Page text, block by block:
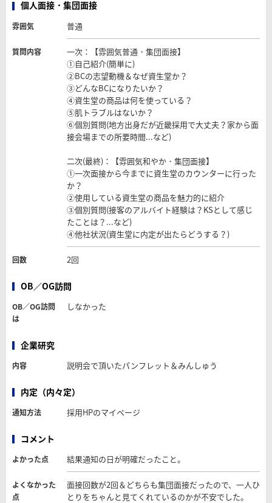
個人面接・集団面接
雰囲気 普通
質問内容
一次：【雰囲気普通・集団面接】
①自己紹介(簡単に)
②BCの志望動機＆なぜ資生堂か？
③どんなBCになりたいか？
④資生堂の商品は何を使っている？
⑤肌トラブルはないか？
⑥個別質問(地方出身だが近畿採用で大丈夫？家から面
接会場までの所要時間...など)
二次(最終)：【雰囲気和やか・集団面接】
①一次面接から今までに資生堂のカウンターに行った
か？
②使用している資生堂の商品を魅力的に紹介
③個別質問(接客のアルバイト経験は？KSとして感じ
たことは？...など)
④他社状況(資生堂に内定が出たらどうする？)
回数 2回
OB／OG訪問
OB／OG訪問
は
しなかった
企業研究
内容 説明会で頂いたパンフレット＆みんしゅう
内定（内々定）
通知方法 採用HPのマイページ
コメント
よかった点 結果通知の日が明確だったこと。
よくなかった
点
面接回数が2回＆どちらも集団面接だったので、一人ひ
とりをちゃんと見てくれているのかが不安でした。